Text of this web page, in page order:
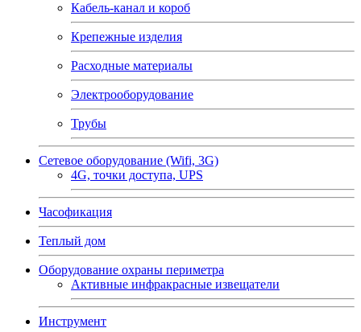
Кабель-канал и короб
Крепежные изделия
Расходные материалы
Электрооборудование
Трубы
Сетевое оборудование (Wifi, 3G)
4G, точки доступа, UPS
Часофикация
Теплый дом
Оборудование охраны периметра
Активные инфракрасные извещатели
Инструмент